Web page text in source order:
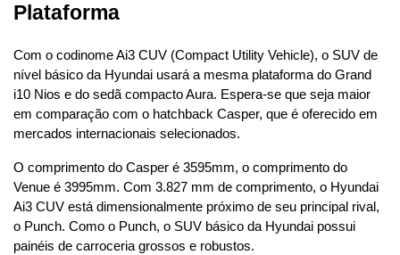
Plataforma
Com o codinome Ai3 CUV (Compact Utility Vehicle), o SUV de
nível básico da Hyundai usará a mesma plataforma do Grand
i10 Nios e do sedã compacto Aura. Espera-se que seja maior
em comparação com o hatchback Casper, que é oferecido em
mercados internacionais selecionados.
O comprimento do Casper é 3595mm, o comprimento do
Venue é 3995mm. Com 3.827 mm de comprimento, o Hyundai
Ai3 CUV está dimensionalmente próximo de seu principal rival,
o Punch. Como o Punch, o SUV básico da Hyundai possui
painéis de carroceria grossos e robustos.